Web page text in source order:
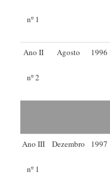
nº 1
Ano II
nº 2
Agosto 1996
Ano III
nº 1
Dezembro 1997